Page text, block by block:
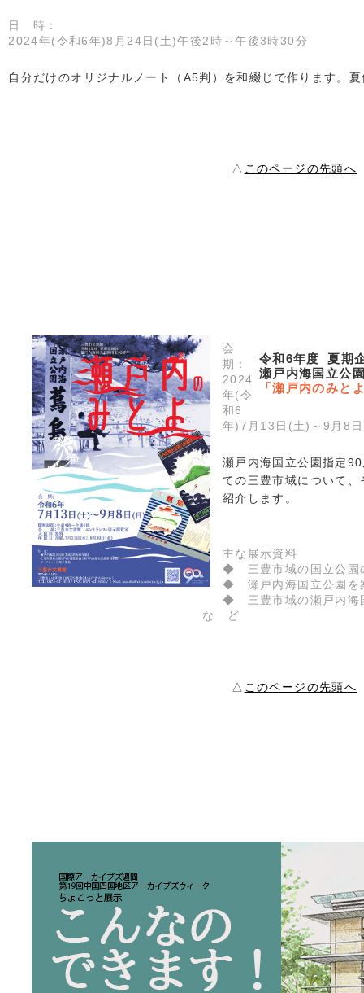
日 時：
2024年(令和6年)8月24日(土)午後2時～午後3時30分
自分だけのオリジナルノート（A5判）を和綴じで作ります。
△ このページの先頭へ
令和6年度 夏期
瀬戸内海国立公
「瀬戸内のみと
会
期：
2024
年(令
和6
年)7月13日(土)～9月8
瀬戸内海国立公園指定
ての三豊市域について
紹介します。
主な展示資料
◆ 三豊市域の国立公園
◆ 瀬戸内海国立公園を
◆ 三豊市域の瀬戸内海
な ど
△ このページの先頭へ